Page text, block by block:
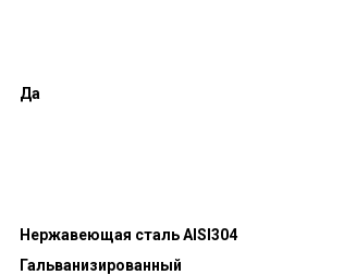
Да
Нержавеющая сталь AISI304
Гальванизированный